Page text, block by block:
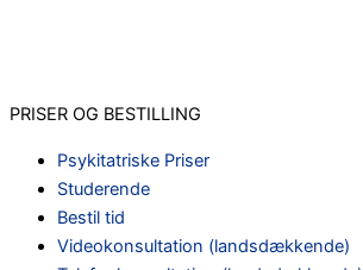
PRISER OG BESTILLING
Psykitatriske Priser
Studerende
Bestil tid
Videokonsultation (landsdækkende)